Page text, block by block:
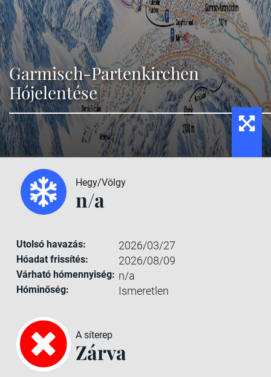
Garmisch-Partenkirchen
Hójelentése
Hegy/Völgy
n/a
Utolsó havazás: 2026/03/27
Hóadat frissítés: 2026/08/09
Várható hómennyiség: n/a
Hóminőség: Ismeretlen
A síterep
Zárva